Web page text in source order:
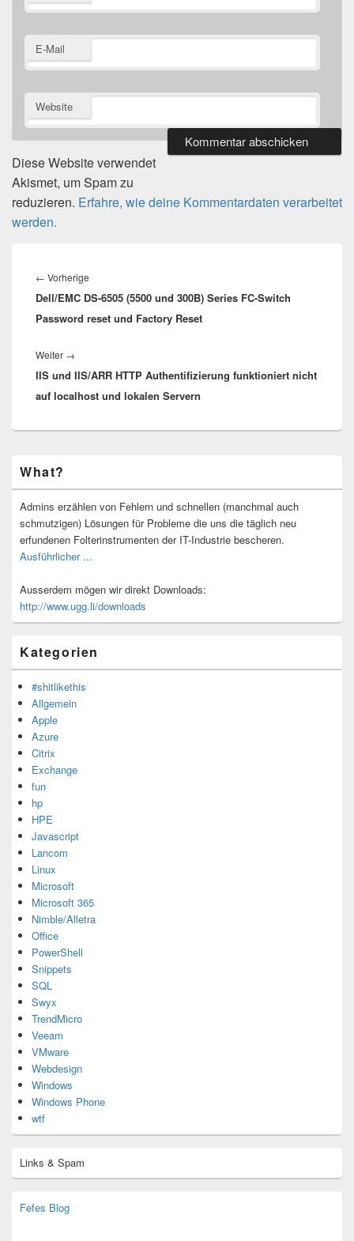
E-Mail
Website
Diese Website verwendet
Akismet, um Spam zu
reduzieren. Erfahre, wie deine Kommentardaten verarbeitet
werden.
← Vorherige
Beitrag:
Dell/EMC DS-6505 (5500 und 300B) Series FC-Switch
Password reset und Factory Reset
Weiter →
Beitrag:
IIS und IIS/ARR HTTP Authentifizierung funktioniert nicht
auf localhost und lokalen Servern
Seitenleisten-
Widgetbereich
What?
Admins erzählen von Fehlern und schnellen (manchmal auch
schmutzigen) Lösungen für Probleme die uns die täglich neu
erfundenen Folterinstrumenten der IT-Industrie bescheren.
Ausführlicher ...
Ausserdem mögen wir direkt Downloads:
http://www.ugg.li/downloads
Kategorien
#shitlikethis
Allgemein
Apple
Azure
Citrix
Exchange
fun
hp
HPE
Javascript
Lancom
Linux
Microsoft
Microsoft 365
Nimble/Alletra
Office
PowerShell
Snippets
SQL
Swyx
TrendMicro
Veeam
VMware
Webdesign
Windows
Windows Phone
wtf
Links & Spam
Fefes Blog